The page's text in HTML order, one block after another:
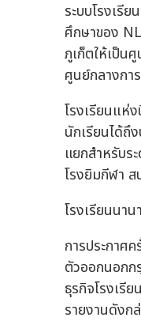
ระบบโรงเรี
ศึกษาของ
ภูเก็ตให้เป็น
ศูนย์กลางกา
โรงเรียนแห่
นักเรียนได้ถึ
แยกสำหรับร
โรงยิมกีฬา
โรงเรียนนา
การประกาศ
ตัวออกนอก
ธุรกิจโรงเรี
รายงานดังก